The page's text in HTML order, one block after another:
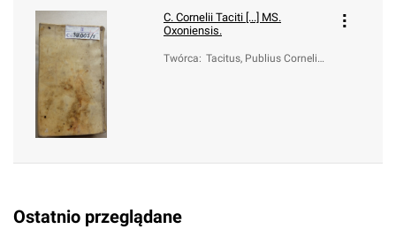
C. Cornelii Taciti [...] MS.
Oxoniensis.
Twórca: Tacitus, Publius Cornelius
Ostatnio przeglądane